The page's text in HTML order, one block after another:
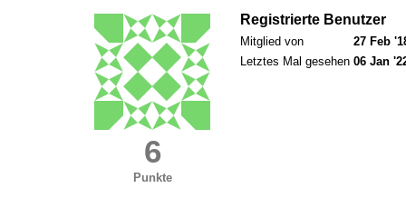
6
Punkte
Registrierte Benutzer
Mitglied von
27 Feb
Letztes Mal gesehen 06 Jan